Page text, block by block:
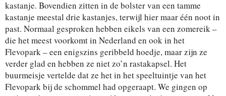
kastanje. Bovendien zitten in de bolster van een tamme
kastanje meestal drie kastanjes, terwijl hier maar één noot in
past. Normaal gesproken hebben eikels van een zomereik –
die het meest voorkomt in Nederland en ook in het
Flevopark – een enigszins geribbeld hoedje, maar zijn ze
verder glad en hebben ze niet zo’n rastakapsel. Het
buurmeisje vertelde dat ze het in het speeltuintje van het
Flevopark bij de schommel had opgeraapt. We gingen op